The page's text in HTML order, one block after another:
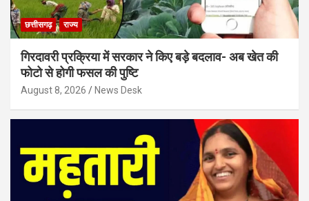
छत्तीसगढ़ राज्य
गिरदावरी प्रक्रिया में सरकार ने किए बड़े बदलाव- अब खेत की
फोटो से होगी फसल की पुष्टि
August 8, 2026 News Desk